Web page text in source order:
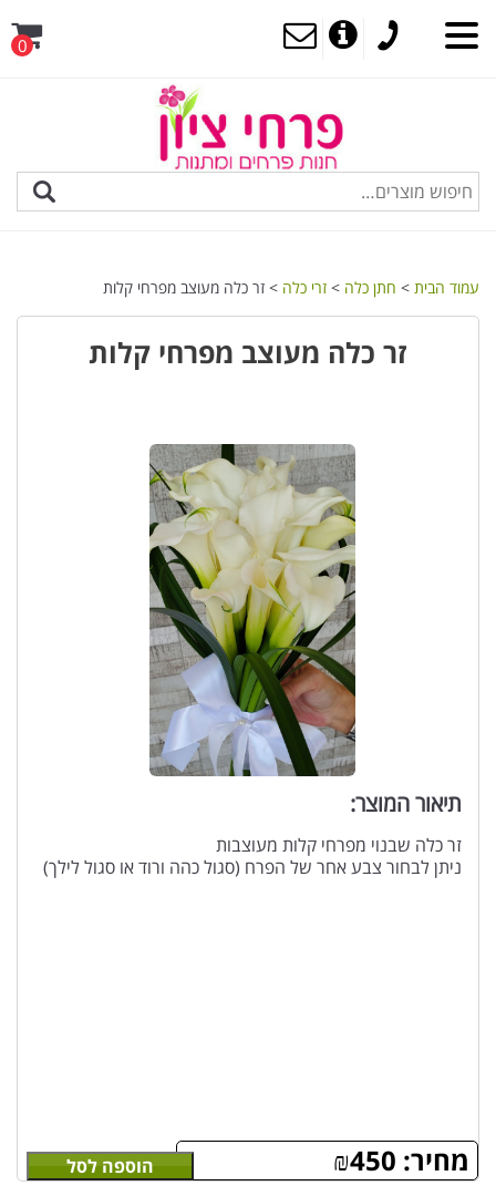
0
עמוד הבית > חתן כלה > זרי כלה > זר כלה מעוצב מפרחי קלות
זר כלה מעוצב מפרחי קלות
תיאור המוצר:
זר כלה שבנוי מפרחי קלות מעוצבות
ניתן לבחור צבע אחר של הפרח (סגול כהה ורוד או סגול לילך)
מחיר: ₪450 הוספה לסל